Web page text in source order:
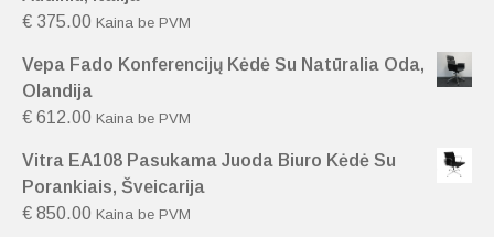
€ 375.00 Kaina be PVM
Vepa Fado Konferencijų Kėdė Su Natūralia Oda,
Olandija
€ 612.00 Kaina be PVM
Vitra EA108 Pasukama Juoda Biuro Kėdė Su
Porankiais, Šveicarija
€ 850.00 Kaina be PVM